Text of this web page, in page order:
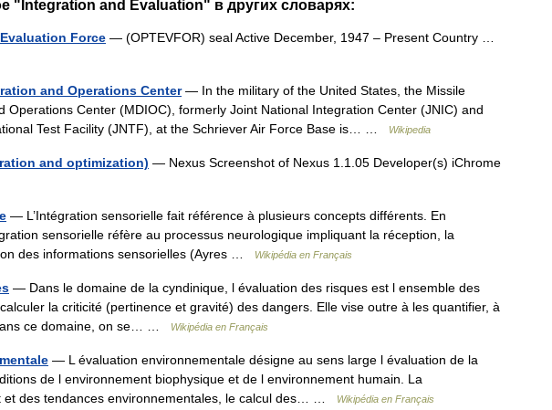
"Integration and Evaluation" в других словарях:
Force — (OPTEVFOR) seal Active December, 1947 – Present Country …
and Operations Center— In the military of the United States, the Missile
Operations Center (MDIOC), formerly Joint National Integration Center (JNIC) and
Test Facility (JNTF), at the Schriever Air Force Base is… …
Wikipedia
and optimization) — Nexus Screenshot of Nexus 1.1.05 Developer(s) iChrome
— L’Intégration sensorielle fait référence à plusieurs concepts différents. En
sensorielle réfère au processus neurologique impliquant la réception, la
des informations sensorielles (Ayres …
Wikipédia en Français
— Dans le domaine de la cyndinique, l évaluation des risques est l ensemble des
la criticité (pertinence et gravité) des dangers. Elle vise outre à les quantifier, à
ce domaine, on se… …
Wikipédia en Français
— L évaluation environnementale désigne au sens large l évaluation de la
de l environnement biophysique et de l environnement humain. La
et des tendances environnementales, le calcul des… …
Wikipédia en Français